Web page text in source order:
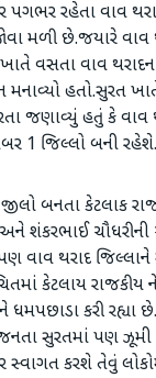
પગભર રહેતા વાવ
મળી છે.જયારે
વસતા વાવ
હતો.સુરત
જણાવ્યું હતું કે
1 જિલ્લો બની રહેશે.
બનતા કેટલાક
શંકરભાઈ
વાવ થરાદ
કેટલાય
કરી રહ્યા
સુરતમાં પણ
કરશે તેવું